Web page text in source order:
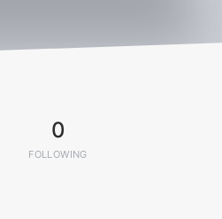
0
FOLLOWING